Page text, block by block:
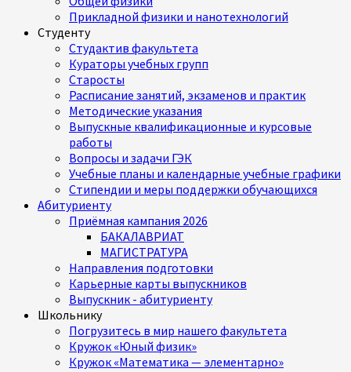
Прикладной физики и нанотехнологий
Студенту
Студактив факультета
Кураторы учебных групп
Старосты
Расписание занятий, экзаменов и практик
Методические указания
Выпускные квалификационные и курсовые
работы
Вопросы и задачи ГЭК
Учебные планы и календарные учебные графики
Стипендии и меры поддержки обучающихся
Абитуриенту
Приёмная кампания 2026
БАКАЛАВРИАТ
МАГИСТРАТУРА
Направления подготовки
Карьерные карты выпускников
Выпускник - абитуриенту
Школьнику
Погрузитесь в мир нашего факультета
Кружок «Юный физик»
Кружок «Математика — элементарно»